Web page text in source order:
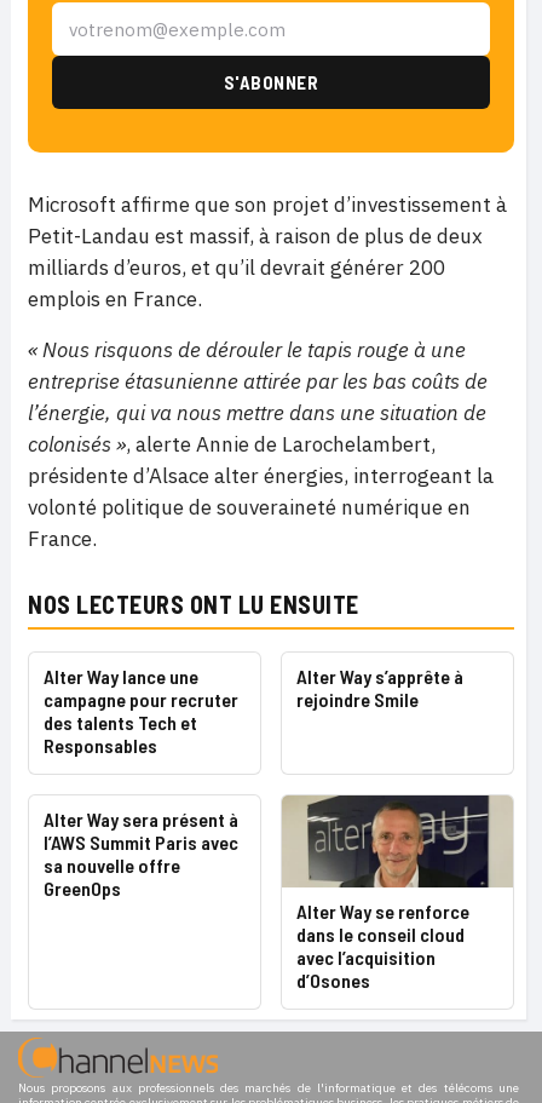
Microsoft affirme que son projet d’investissement à
Petit-Landau est massif, à raison de plus de deux
milliards d’euros, et qu’il devrait générer 200
emplois en France.
«Nous risquons de dérouler le tapis rouge à une
entreprise étasunienne attirée par les bas coûts de
l’énergie, qui va nous mettre dans une situation de
colonisés », alerte Annie de Larochelambert,
présidente d’Alsace alter énergies, interrogeant la
volonté politique de souveraineté numérique en
France.
NOS LECTEURS ONT LU ENSUITE
Alter Way lance une
campagne pour recruter
des talents Tech et
Responsables
Alter Way s’apprête à
rejoindre Smile
Alter Way sera présent à
l’AWS Summit Paris avec
sa nouvelle offre
GreenOps
Alter Way se renforce
dans le conseil cloud
avec l’acquisition
d’Osones
Nous proposons aux professionnels des marchés de l'informatique et des télécoms une